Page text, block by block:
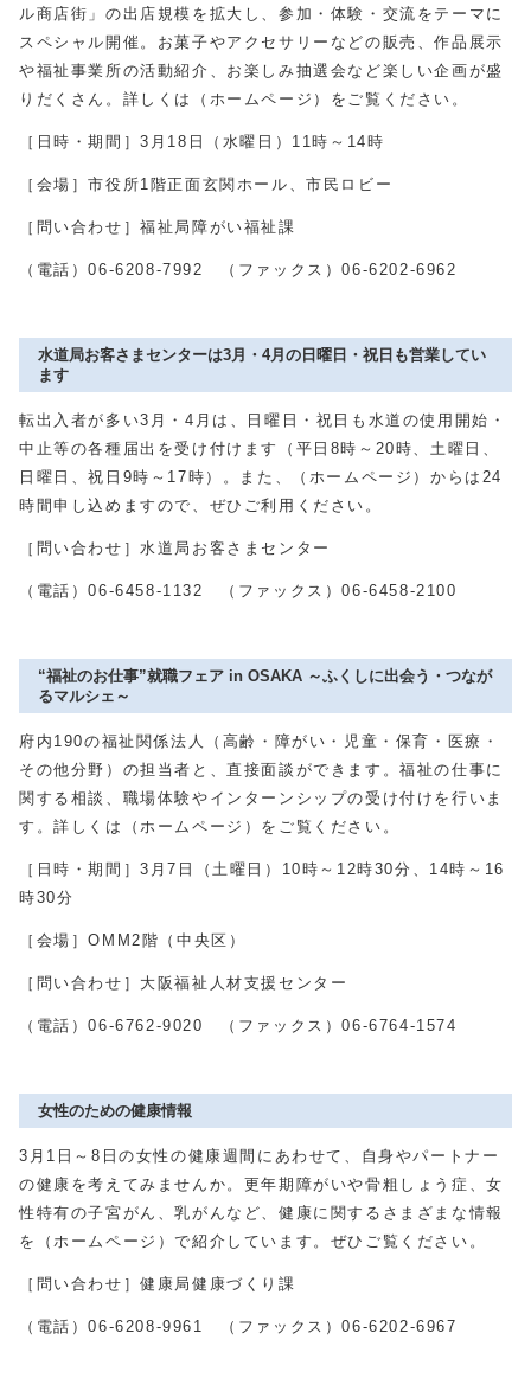
ル商店街」の出店規模を拡大し、参加・体験・交流をテーマに
スペシャル開催。お菓子やアクセサリーなどの販売、作品展示
や福祉事業所の活動紹介、お楽しみ抽選会など楽しい企画が盛
りだくさん。詳しくは（ホームページ）をご覧ください。
［日時・期間］3 月 18 日（水曜日） 11時～ 14 時
［会場］市役所1階正面玄関ホール、市民ロビー
［問い合わせ］福祉局障がい福祉課
（電話）06-6208-7992 （ファックス）06-6202-6962
水道局お客さまセンターは3月・4月の日曜日・祝日も営業してい
ます
転出入者が多い3 月・4 月は、日曜日・祝日も水道の使用開始・
中止等の各種届出を受け付けます（平日 8時～ 20 時、土曜日、
日曜日、祝日 9時～ 17 時）。また、（ホームページ）からは 24
時間申し込めますので、ぜひご利用ください。
［問い合わせ］水道局お客さまセンター
（電話）06-6458-1132 （ファックス）06-6458-2100
“福祉のお仕事”就職フェア in OSAKA ～ふくしに出会う・つなが
るマルシェ～
府内 190の福祉関係法人（高齢・障がい・児童・保育・医療・
その他分野）の担当者と、直接面談ができます。福祉の仕事に
関する相談、職場体験やインターンシップの受け付けを行いま
す。詳しくは（ホームページ）をご覧ください。
［日時・期間］3 月7 日（土曜日） 10 時～ 12時30分、 14時～ 16
時30分
［会場］OMM2階（中央区）
［問い合わせ］大阪福祉人材支援センター
（電話）06-6762-9020 （ファックス）06-6764-1574
女性のための健康情報
3月 1 日～8 日の女性の健康週間にあわせて、自身やパートナー
の健康を考えてみませんか。更年期障がいや骨粗しょう症、女
性特有の子宮がん、乳がんなど、健康に関するさまざまな情報
を（ホームページ）で紹介しています。ぜひご覧ください。
［問い合わせ］健康局健康づくり課
（電話）06-6208-9961 （ファックス）06-6202-6967